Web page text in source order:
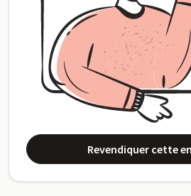
Revendiquer cette